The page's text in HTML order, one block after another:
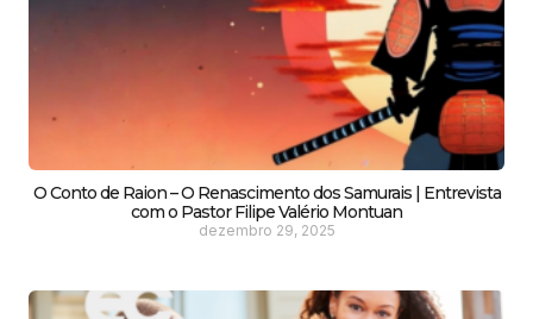
O Conto de Raion – O Renascimento dos Samurais | Entrevista
com o Pastor Filipe Valério Montuan
dezembro 29, 2025